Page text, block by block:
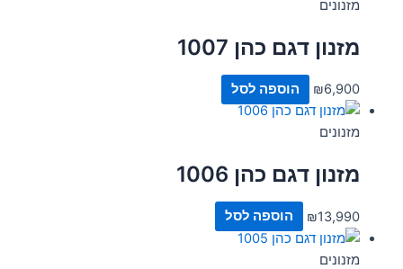
מזנונים
מזנון דגם כהן 1007
₪6,900 הוספה לסל
מזנונים
מזנון דגם כהן 1006
₪13,990 הוספה לסל
מזנונים